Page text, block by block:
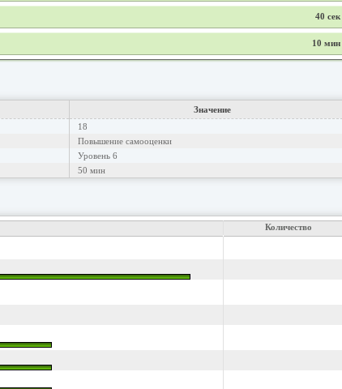
40 сек
10 мин
Значение
18
Повышение самооценки
Уровень 6
50 мин
Количество